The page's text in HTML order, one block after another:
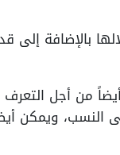
بالإضافة إلى
من أجل
ويمكن